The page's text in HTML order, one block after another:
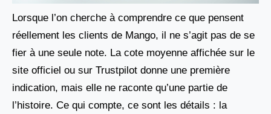
Lorsque l’on cherche à comprendre ce que pensent
réellement les clients de Mango, il ne s’agit pas de se
fier à une seule note. La cote moyenne affichée sur le
site officiel ou sur Trustpilot donne une première
indication, mais elle ne raconte qu’une partie de
l’histoire. Ce qui compte, ce sont les détails : la